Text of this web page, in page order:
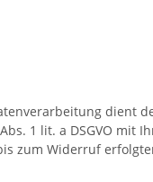
dient
1 lit. a DSGVO mit
zum Widerruf